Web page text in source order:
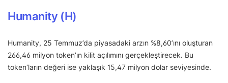
Humanity (H)
Humanity, 25 Temmuz’da piyasadaki arzın %8,60’ını oluşturan
266,46 milyon token’ın kilit açılımını gerçekleştirecek. Bu
token’ların değeri ise yaklaşık 15,47 milyon dolar seviyesinde.